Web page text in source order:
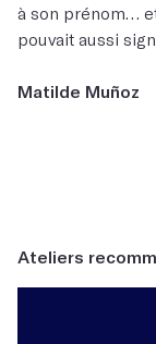
à son prénom…
pouvait aussi
Matilde Muñoz
Ateliers